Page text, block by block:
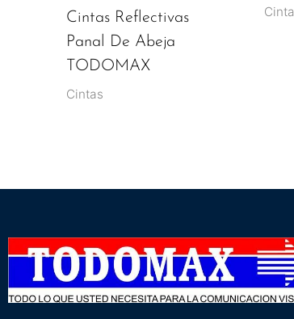
Cintas Reflectivas
Panal De Abeja
TODOMAX
Cintas